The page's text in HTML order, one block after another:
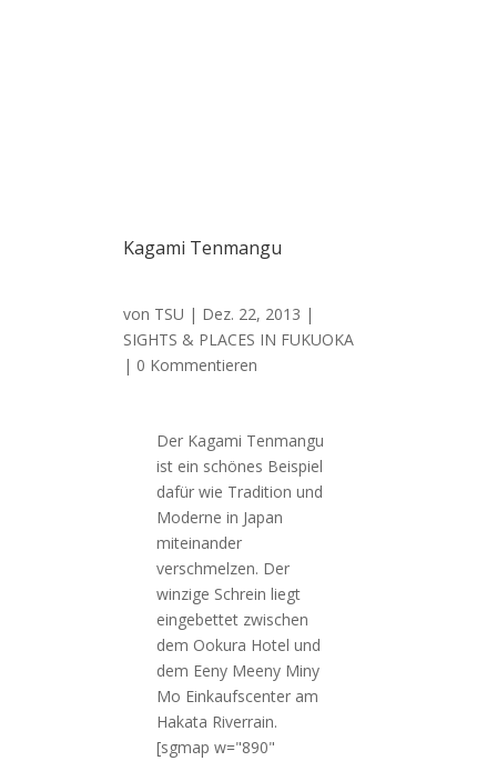
Kagami Tenmangu
von TSU | Dez. 22, 2013 |
SIGHTS & PLACES IN FUKUOKA
| 0 Kommentieren
Der Kagami Tenmangu
ist ein schönes Beispiel
dafür wie Tradition und
Moderne in Japan
miteinander
verschmelzen. Der
winzige Schrein liegt
eingebettet zwischen
dem Ookura Hotel und
dem Eeny Meeny Miny
Mo Einkaufscenter am
Hakata Riverrain.
[sgmap w="890"